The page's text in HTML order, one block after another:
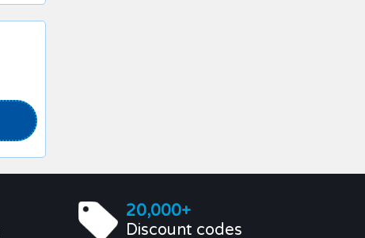
20,000+
Discount codes